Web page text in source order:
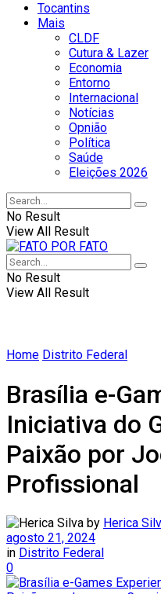
Tocantins
Mais
CLDF
Cutura & Lazer
Economia
Entorno
Internacional
Notícias
Opnião
Política
Saúde
Eleições 2026
No Result
View All Result
No Result
View All Result
Home Distrito Federal
Brasília e-
Iniciativa do
Paixão por
Profissional
by Herica
agosto 21, 2024
in Distrito Federal
0